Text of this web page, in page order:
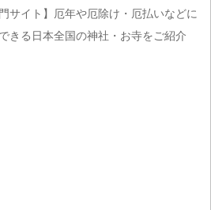
サイト】厄年や厄除け・厄払いなどに
きる日本全国の神社・お寺をご紹介